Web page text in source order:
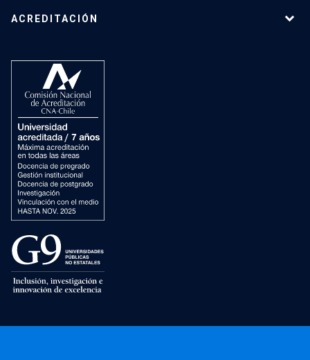
ACREDITACIÓN